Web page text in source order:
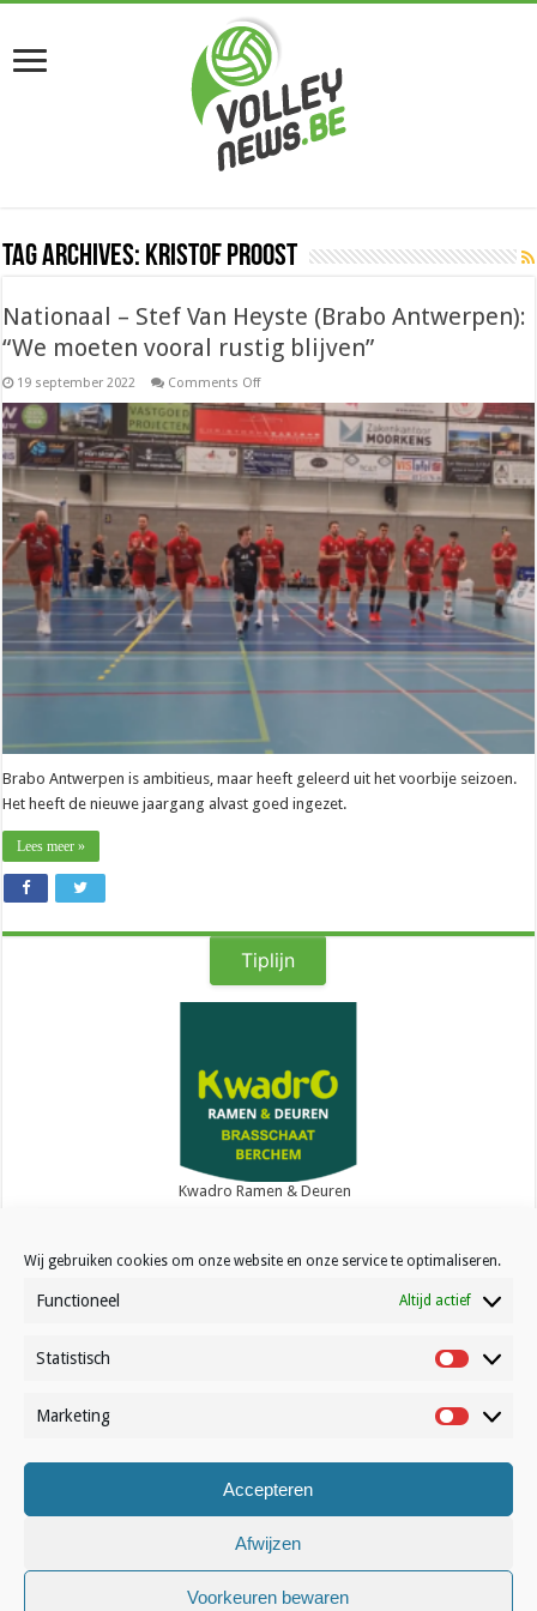
Wij gebruiken cookies om onze website en onze service te optimaliseren.
Functioneel Altijd actief
Statistisch Statistisch
Marketing
Accepteren
Afwijzen
Voorkeuren bewaren
Tag Archives: Kristof Proost
Nationaal – Stef Van Heyste (Brabo Antwerpen):
“We moeten vooral rustig blijven”
19 september 2022 Comments Offon
–
Stef
Van
Heyste
(Brabo
Antwerpen):
“We
moeten
vooral
rustig
blijven”
Brabo Antwerpen is ambitieus, maar heeft geleerd uit het voorbije seizoen.
Het heeft de nieuwe jaargang alvast goed ingezet.
Lees meer »
Tiplijn
Kwadro Ramen & Deuren
Contact
© Volleynews.be2026
Algemene voorwaarden|Privacy
Nederlands